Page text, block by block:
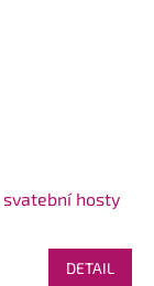
hosty
DETAIL